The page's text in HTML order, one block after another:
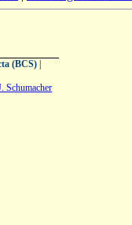
(BCS)
Schumacher